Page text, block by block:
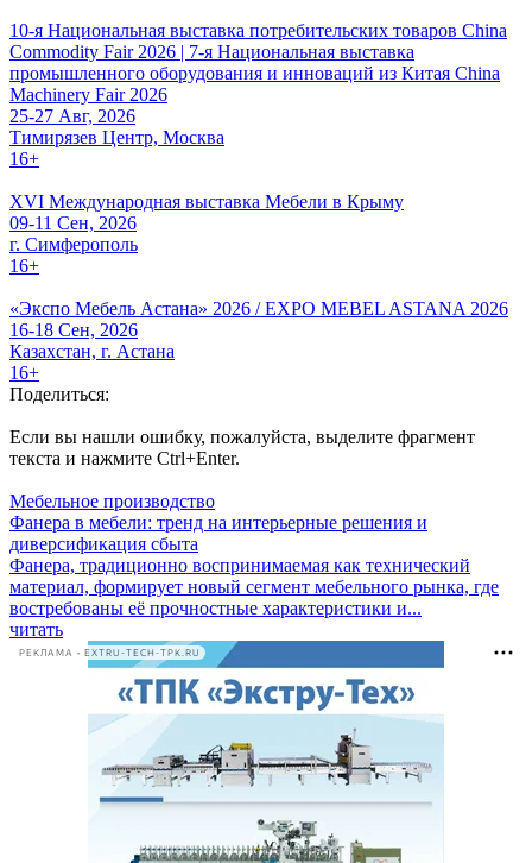
10-я Национальная выставка потребительских товаров China
Commodity Fair 2026 | 7-я Национальная выставка
промышленного оборудования и инноваций из Китая China
Machinery Fair 2026
25-27 Авг, 2026
Тимирязев Центр, Москва
16+
XVI Международная выставка Мебели в Крыму
09-11 Сен, 2026
г. Симферополь
16+
«Экспо Мебель Астана» 2026 / EXPO MEBEL ASTANA 2026
16-18 Сен, 2026
Казахстан, г. Астана
16+
Поделиться:
Если вы нашли ошибку, пожалуйста, выделите фрагмент
текста и нажмите Ctrl+Enter.
Мебельное производство
Фанера в мебели: тренд на интерьерные решения и
диверсификация сбыта
Фанера, традиционно воспринимаемая как технический
материал, формирует новый сегмент мебельного рынка, где
востребованы её прочностные характеристики и...
читать
РЕКЛАМА • EXTRU-TECH-TPK.RU